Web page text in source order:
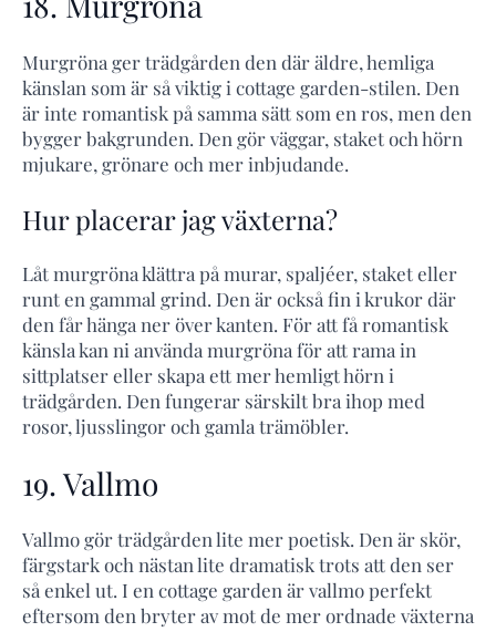
Murgröna ger trädgården den där äldre, hemliga
känslan som är så viktig i cottage garden-stilen. Den
är inte romantisk på samma sätt som en ros, men den
bygger bakgrunden. Den gör väggar, staket och hörn
mjukare, grönare och mer inbjudande.
Hur placerar jag växterna?
Låt murgröna klättra på murar, spaljéer, staket eller
runt en gammal grind. Den är också fin i krukor där
den får hänga ner över kanten. För att få romantisk
känsla kan ni använda murgröna för att rama in
sittplatser eller skapa ett mer hemligt hörn i
trädgården. Den fungerar särskilt bra ihop med
rosor, ljusslingor och gamla trämöbler.
19. Vallmo
Vallmo gör trädgården lite mer poetisk. Den är skör,
färgstark och nästan lite dramatisk trots att den ser
så enkel ut. I en cottage garden är vallmo perfekt
eftersom den bryter av mot de mer ordnade växterna